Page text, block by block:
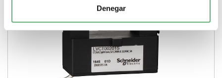
Denegar